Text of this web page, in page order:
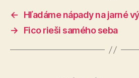
←
Hľadáme nápady na jarné
→
Fico rieši samého seba